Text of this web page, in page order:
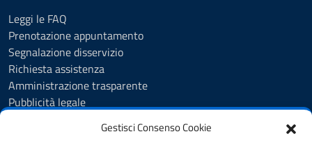
Gestisci Consenso Cookie
Leggi le FAQ
Prenotazione appuntamento
Segnalazione disservizio
Richiesta assistenza
Amministrazione trasparente
Pubblicità legale